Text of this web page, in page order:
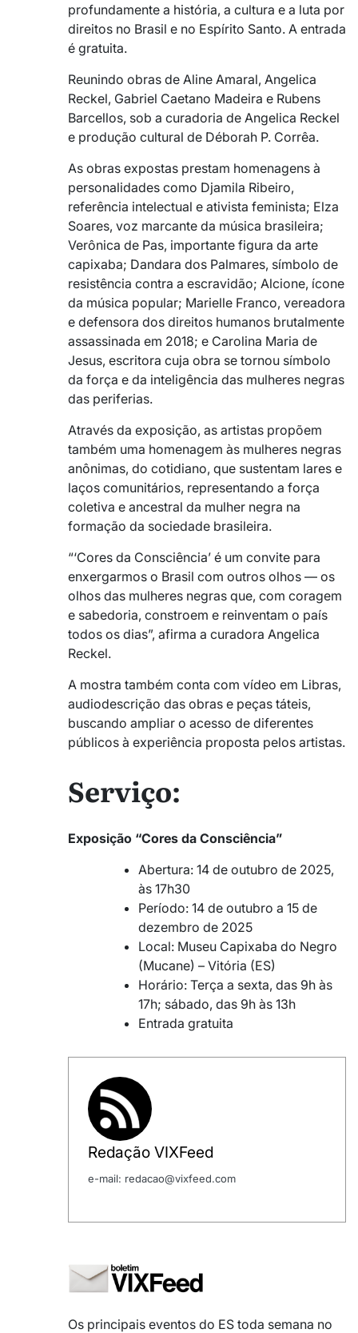
profundamente a história, a cultura e a luta por
direitos no Brasil e no Espírito Santo. A entrada
é gratuita.
Reunindo obras de Aline Amaral, Angelica
Reckel, Gabriel Caetano Madeira e Rubens
Barcellos, sob a curadoria de Angelica Reckel
e produção cultural de Déborah P. Corrêa.
As obras expostas prestam homenagens à
personalidades como Djamila Ribeiro,
referência intelectual e ativista feminista; Elza
Soares, voz marcante da música brasileira;
Verônica de Pas, importante figura da arte
capixaba; Dandara dos Palmares, símbolo de
resistência contra a escravidão; Alcione, ícone
da música popular; Marielle Franco, vereadora
e defensora dos direitos humanos brutalmente
assassinada em 2018; e Carolina Maria de
Jesus, escritora cuja obra se tornou símbolo
da força e da inteligência das mulheres negras
das periferias.
Através da exposição, as artistas propõem
também uma homenagem às mulheres negras
anônimas, do cotidiano, que sustentam lares e
laços comunitários, representando a força
coletiva e ancestral da mulher negra na
formação da sociedade brasileira.
“‘Cores da Consciência’ é um convite para
enxergarmos o Brasil com outros olhos — os
olhos das mulheres negras que, com coragem
e sabedoria, constroem e reinventam o país
todos os dias”, afirma a curadora Angelica
Reckel.
A mostra também conta com vídeo em Libras,
audiodescrição das obras e peças táteis,
buscando ampliar o acesso de diferentes
públicos à experiência proposta pelos artistas.
Serviço:
Exposição “Cores da Consciência”
Abertura: 14 de outubro de 2025,
às 17h30
Período: 14 de outubro a 15 de
dezembro de 2025
Local: Museu Capixaba do Negro
(Mucane) – Vitória (ES)
Horário: Terça a sexta, das 9h às
17h; sábado, das 9h às 13h
Entrada gratuita
Redação VIXFeed
e-mail: redacao@vixfeed.com
Os principais eventos do ES toda semana no